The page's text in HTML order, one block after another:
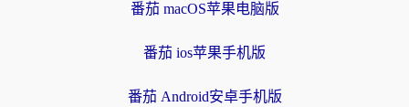
番茄 macOS苹果电脑版
番茄 ios苹果手机版
番茄 Android安卓手机版